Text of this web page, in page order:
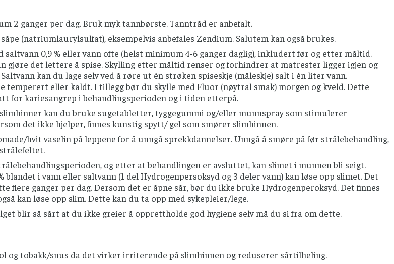
2 ganger per dag. Bruk myk tannbørste. Tanntråd er anbefalt.
(natriumlaurylsulfat), eksempelvis anbefales Zendium. Salutem kan også brukes.
saltvann 0,9 % eller vann ofte (helst minimum 4-6 ganger daglig), inkludert før og etter måltid.
gjøre det lettere å spise. Skylling etter måltid renser og forhindrer at matrester ligger igjen og
kan du lage selv ved å røre ut én strøken spiseskje (måleskje) salt i én liter vann.
temperert eller kaldt. I tillegg bør du skylle med Fluor (nøytral smak) morgen og kveld. Dette
for kariesangrep i behandlingsperioden og i tiden etterpå.
kan du bruke sugetabletter, tyggegummi og/eller munnspray som stimulerer
det ikke hjelper, finnes kunstig spytt/ gel som smører slimhinnen.
hvit vaselin på leppene for å unngå sprekkdannelser. Unngå å smøre på før strålebehandling,
og etter at behandlingen er avsluttet, kan slimet i munnen bli seigt.
blandet i vann eller saltvann (1 del Hydrogenpersoksyd og 3 deler vann) kan løse opp slimet. Det
flere ganger per dag. Dersom det er åpne sår, bør du ikke bruke Hydrogenperoksyd. Det finnes
kan løse opp slim. Dette kan du ta opp med sykepleier/lege.
blir så sårt at du ikke greier å opprettholde god hygiene selv må du si fra om dette.
og tobakk/snus da det virker irriterende på slimhinnen og reduserer sårtilheling.